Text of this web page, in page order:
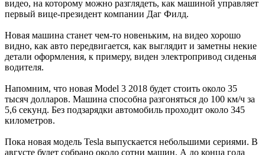
видео, на которому можно разглядеть, как машиной управляет
первый вице-президент компании Даг Филд.
Новая машина станет чем-то новеньким, на видео хорошо
видно, как авто передвигается, как выглядит и заметны некие
детали оформления, к примеру, виден электропривод сиденья
водителя.
Напомним, что новая Model 3 2018 будет стоить около 35
тысяч долларов. Машина способна разгоняться до 100 км/ч за
5,6 секунд. Без подзарядки автомобиль проходит около 345
километров.
Пока новая модель Tesla выпускается небольшими сериями. В
августе будет собрано около сотни машин. А до конца года